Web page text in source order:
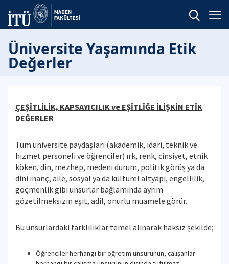
Üniversite Yaşamında Etik
Değerler
ÇEŞİTLİLİK, KAPSAYICILIK ve EŞİTLİĞE İLİŞKİN ETİK
DEĞERLER
Tüm üniversite paydaşları (akademik, idari, teknik ve
hizmet personeli ve öğrenciler) ırk, renk, cinsiyet, etnik
köken, din, mezhep, medeni durum, politik görüş ya da
dini inanç, aile, sosyal ya da kültürel altyapı, engellilik,
göçmenlik gibi unsurlar bağlamında ayrım
gözetilmeksizin eşit, adil, onurlu muamele görür.
Bu unsurlardaki farklılıklar temel alınarak haksız şekilde;
Öğrenciler herhangi bir öğretim unsurunun, çalışanlar